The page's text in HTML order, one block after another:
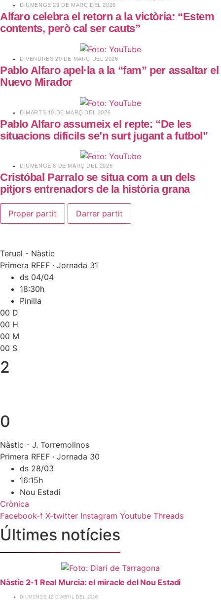
​DIUMENGE 29 DE MARÇ DEL 2026
Alfaro celebra el retorn a la victòria: “Estem
contents, però cal ser cauts”
​DIVENDRES 20 DE MARÇ DEL 2026
Pablo Alfaro apel·la a la “fam” per assaltar el
Nuevo Mirador
​DIMARTS 10 DE MARÇ DEL 2026
Pablo Alfaro assumeix el repte: “De les
situacions difícils se’n surt jugant a futbol”
​DIUMENGE 8 DE MARÇ DEL 2026
Cristóbal Parralo se situa com a un dels
pitjors entrenadors de la història grana
Proper partit Darrer partit
Teruel - Nàstic
Primera RFEF · Jornada 31
ds 04/04
18:30h
Pinilla
00 D
00 H
00 M
00 S
2
0
Nàstic - J. Torremolinos
Primera RFEF · Jornada 30
ds 28/03
16:15h
Nou Estadi
Crònica
Facebook-f X-twitter Instagram Youtube Threads
Últimes notícies
Nàstic 2-1 Real Murcia: el miracle del Nou Estadi
​DIUMENGE 12 D'ABRIL DEL 2026